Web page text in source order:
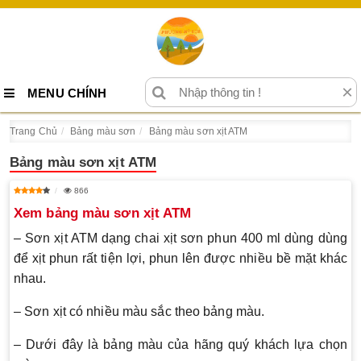
MENU CHÍNH ×
Trang Chủ Bảng màu sơn Bảng màu sơn xịt ATM
Bảng màu sơn xịt ATM
866
Xem bảng màu sơn xịt ATM
– Sơn xịt ATM dạng chai xịt sơn phun 400 ml dùng dùng
để xịt phun rất tiện lợi, phun lên được nhiều bề mặt khác
nhau.
– Sơn xịt có nhiều màu sắc theo bảng màu.
– Dưới đây là bảng màu của hãng quý khách lựa chọn